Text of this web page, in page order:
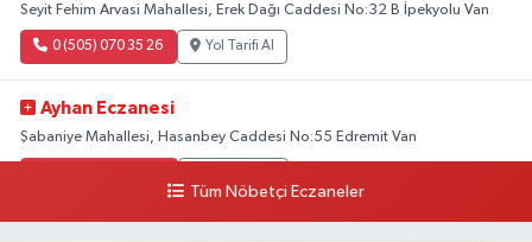
Seyit Fehim Arvasi Mahallesi, Erek Dağı Caddesi No:32 B İpekyolu Van
0 (505) 070 35 26 Yol Tarifi Al
Ayhan Eczanesi
Şabaniye Mahallesi, Hasanbey Caddesi No:55 Edremit Van
Tüm Nöbetçi Eczaneler